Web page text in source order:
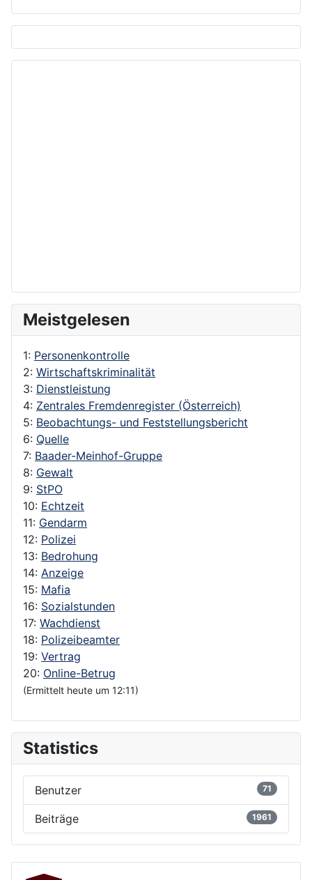
Meistgelesen
1: Personenkontrolle
2: Wirtschaftskriminalität
3: Dienstleistung
4: Zentrales Fremdenregister (Österreich)
5: Beobachtungs- und Feststellungsbericht
6: Quelle
7: Baader-Meinhof-Gruppe
8: Gewalt
9: StPO
10: Echtzeit
11: Gendarm
12: Polizei
13: Bedrohung
14: Anzeige
15: Mafia
16: Sozialstunden
17: Wachdienst
18: Polizeibeamter
19: Vertrag
20: Online-Betrug
(Ermittelt heute um 12:11)
Statistics
Benutzer 71
Beiträge 1961